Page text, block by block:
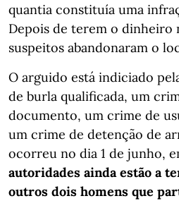
quantia constituía uma
Depois de terem o dinheiro
suspeitos abandonaram o
O arguido está indiciado
de burla qualificada, um
documento, um crime de
um crime de detenção de
ocorreu no dia 1 de junho,
autoridades ainda estão a
outros dois homens que